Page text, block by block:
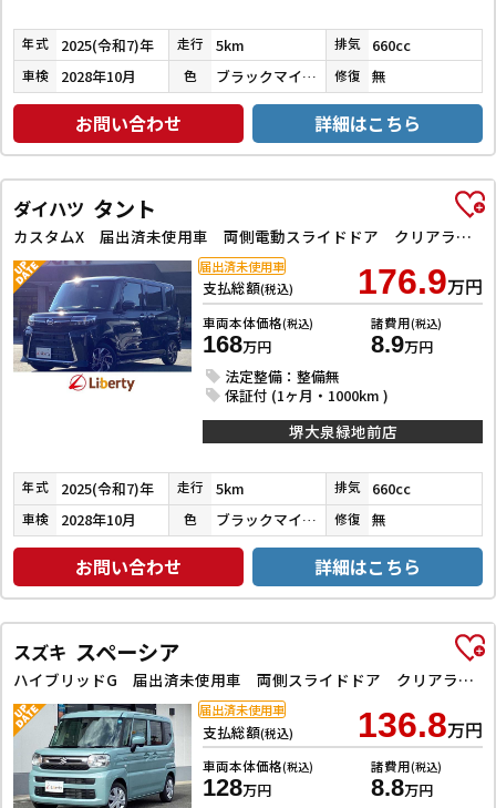
年式 2025(令和7)年 走行 5km 排気 660cc
車検 2028年10月 色 ブラックマイカメタリック 修復 無
お問い合わせ 詳細はこちら
ダイハツ タント
カスタムX 届出済未使用車 両側電動スライドドア クリアランスソナー 衝突被害軽減システム オートライト LEDヘッドランプ スマートキー アイドリングストップ 電動格納ミラー シートヒーター CVT
支払総額(税込) 176.9万円
車両本体価格(税込)
168万円
諸費用(税込)
8.9万円
法定整備：整備無
保証付 (1ヶ月・1000km )
届出済未使用車
堺大泉緑地前店
年式 2025(令和7)年 走行 5km 排気 660cc
車検 2028年10月 色 ブラックマイカメタリック 修復 無
お問い合わせ 詳細はこちら
スズキ スペーシア
ハイブリッドG 届出済未使用車 両側スライドドア クリアランスソナー 衝突被害軽減システム オートライト LEDヘッドランプ スマートキー アイドリングストップ 電動格納ミラー ベンチシート CVT 盗難防止システム
支払総額(税込) 136.8万円
車両本体価格(税込)
128万円
諸費用(税込)
8.8万円
届出済未使用車